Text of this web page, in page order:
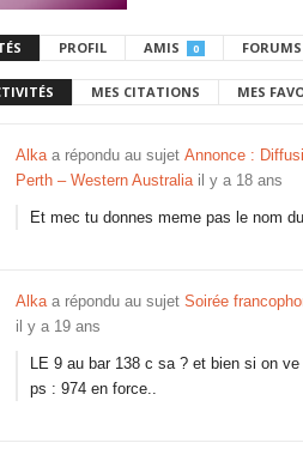
PROFIL AMIS 0 FORUMS
MES CITATIONS MES
Alkaa répondu au sujet Annonce :
Perth – Western Australia il y a 18 ans
Et mec tu donnes meme pas le nom
Alkaa répondu au sujet Soirée
il y a 19 ans
LE 9 au bar 138 c sa ? et bien si on
ps : 974 en force..